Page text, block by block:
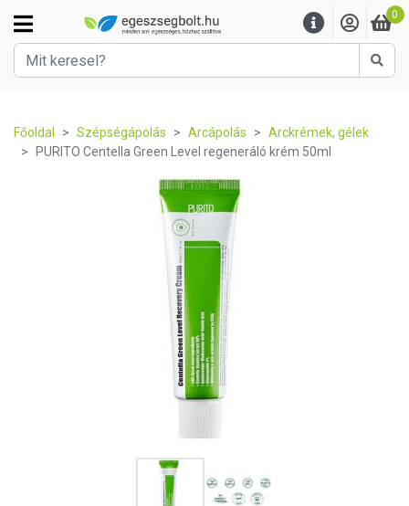
0
Főoldal Szépségápolás Arcápolás
Arckrémek, gélek
PURITO Centella Green Level regeneráló krém 50ml